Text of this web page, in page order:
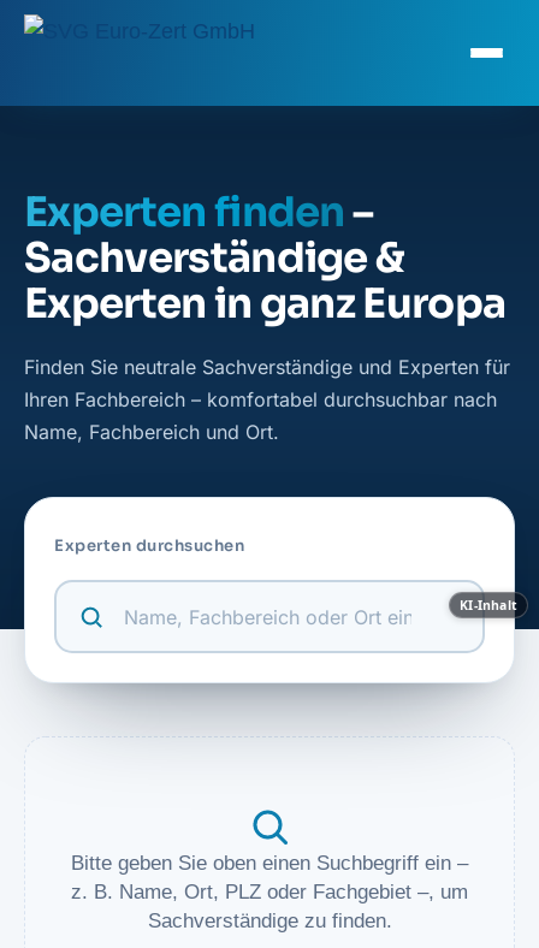
Experten finden–
Sachverständige &
Experten in ganz Europa
Finden Sie neutrale Sachverständige und Experten für
Ihren Fachbereich – komfortabel durchsuchbar nach
Name, Fachbereich und Ort.
KI-Inhalt
Experten durchsuchen
Bitte geben Sie oben einen Suchbegriff ein –
z. B. Name, Ort, PLZ oder Fachgebiet –, um
Sachverständige zu finden.